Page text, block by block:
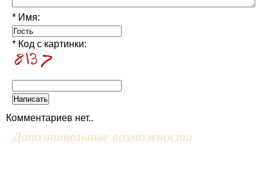
* Имя:
* Код с картинки:
Комментариев нет..
Дополнительные возможности